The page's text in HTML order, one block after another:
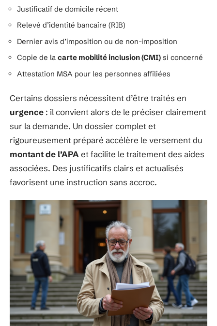
Justificatif de domicile récent
Relevé d’identité bancaire (RIB)
Dernier avis d’imposition ou de non-imposition
Copie de la carte mobilité inclusion (CMI) si concerné
Attestation MSA pour les personnes affiliées
Certains dossiers nécessitent d’être traités en
urgence : il convient alors de le préciser clairement
sur la demande. Un dossier complet et
rigoureusement préparé accélère le versement du
montant de l’APA et facilite le traitement des aides
associées. Des justificatifs clairs et actualisés
favorisent une instruction sans accroc.